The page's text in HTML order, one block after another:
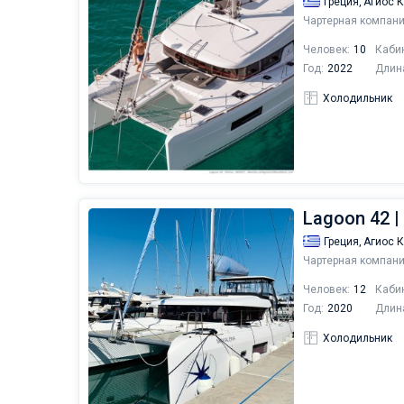
Чартерная
Человек: 10
Год: 2022
Холодильник
Lagoon 42
Греция, Агиос
Чартерная
Человек: 12
Год: 2020
Холодильник